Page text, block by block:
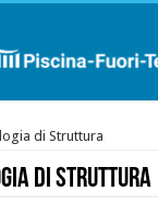
di Struttura
di Struttura